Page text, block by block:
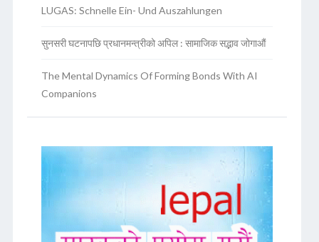
LUGAS: Schnelle Ein- Und Auszahlungen
सुनसरी घटनापछि प्रधानमन्त्रीको अपिल : सामाजिक सद्भाव जोगाऔं
The Mental Dynamics Of Forming Bonds With AI
Companions